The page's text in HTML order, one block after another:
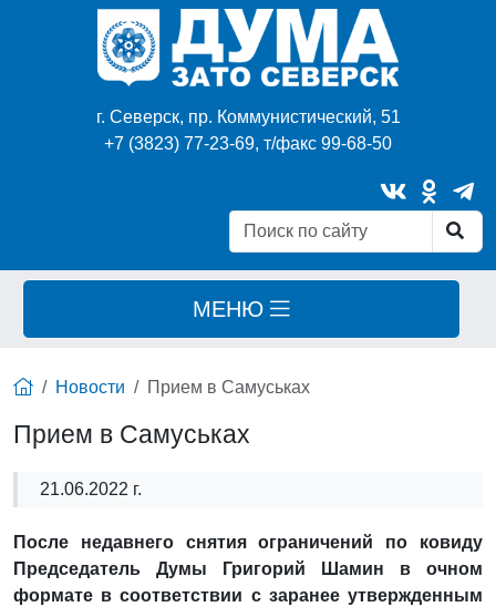
г. Северск, пр. Коммунистический, 51
+7 (3823) 77-23-69, т/факс 99-68-50
МЕНЮ
Новости Прием в Самуськах
Прием в Самуськах
21.06.2022 г.
После недавнего снятия ограничений по ковиду
Председатель Думы Григорий Шамин в очном
формате в соответствии с заранее утвержденным